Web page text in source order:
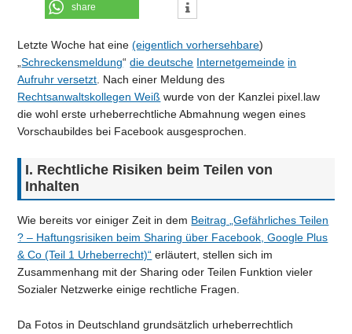
share
Letzte Woche hat eine(eigentlich vorhersehbare)
„Schreckensmeldung“die deutsche Internetgemeinde in
Aufruhr versetzt. Nach einer Meldung des
Rechtsanwaltskollegen Weiß wurde von der Kanzlei pixel.law
die wohl erste urheberrechtliche Abmahnung wegen eines
Vorschaubildes bei Facebook ausgesprochen.
I. Rechtliche Risiken beim Teilen von
Inhalten
Wie bereits vor einiger Zeit in dem Beitrag „Gefährliches Teilen
? – Haftungsrisiken beim Sharing über Facebook, Google Plus
& Co (Teil 1 Urheberrecht)“ erläutert, stellen sich im
Zusammenhang mit der Sharing oder Teilen Funktion vieler
Sozialer Netzwerke einige rechtliche Fragen.
Da Fotos in Deutschland grundsätzlich urheberrechtlich